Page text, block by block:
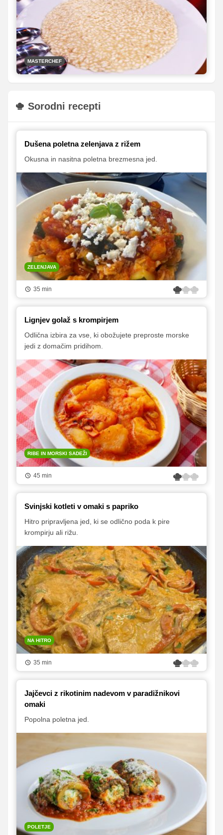
Jezeršek, ki pravi, da rižota nikoli ne čaka gosta,
ampak je gost tisti, ki čaka nanjo. Najboljša rižota je
namreč tista, ki jo postrežemo takoj, ko je kuhana.
MASTERCHEF
Sorodni recepti
Dušena poletna zelenjava z rižem
Okusna in nasitna poletna brezmesna jed.
ZELENJAVA
35 min
Lignjev golaž s krompirjem
Odlična izbira za vse, ki obožujete preproste morske
jedi z domačim pridihom.
RIBE IN MORSKI SADEŽI
45 min
Svinjski kotleti v omaki s papriko
Hitro pripravljena jed, ki se odlično poda k pire
krompirju ali rižu.
NA HITRO
35 min
Jajčevci z rikotinim nadevom v paradižnikovi
omaki
Popolna poletna jed.
POLETJE